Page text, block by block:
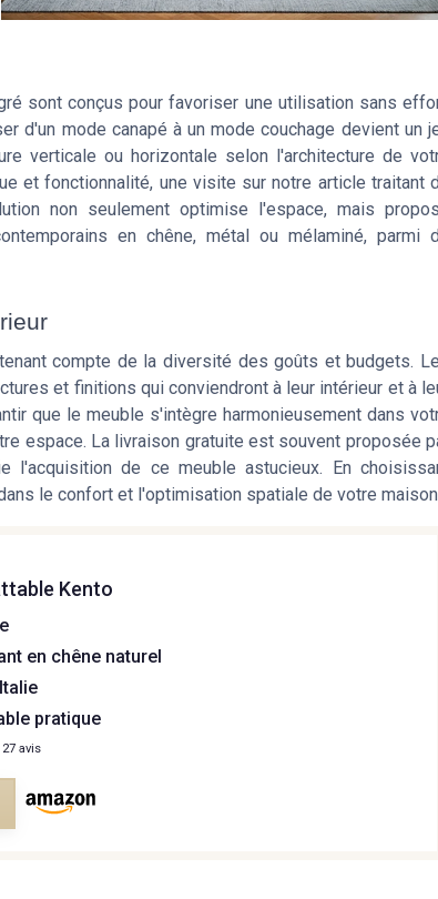
sont conçus pour favoriser une utilisation sans
d'un mode canapé à un mode couchage devient un
verticale ou horizontale selon l'architecture de
et fonctionnalité, une visite sur notre article traitant
non seulement optimise l'espace, mais
en chêne, métal ou mélaminé, parmi
compte de la diversité des goûts et budgets.
et finitions qui conviendront à leur intérieur et à
que le meuble s'intègre harmonieusement dans
espace. La livraison gratuite est souvent proposée
de ce meuble astucieux. En
le confort et l'optimisation spatiale de votre
Kento
en chêne naturel
pratique
27 avis